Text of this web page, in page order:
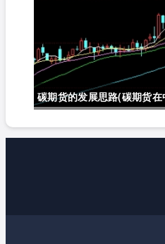
碳期货的发展思路(碳期货在